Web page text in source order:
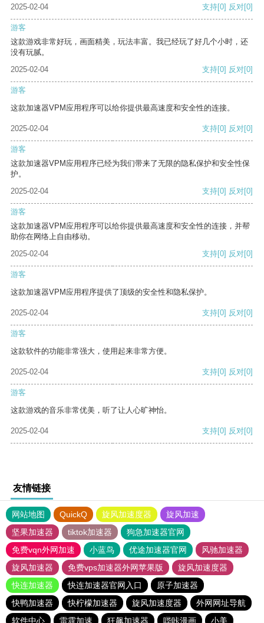
2025-02-04 支持[0] 反对[0]
游客
这款游戏非常好玩，画面精美，玩法丰富。我已经玩了好几个小时，还
没有玩腻。
2025-02-04
支持[0] 反对[0]
游客
这款加速器VPM应用程序可以给你提供最高速度和安全性的连接。
2025-02-04 支持[0] 反对[0]
游客
这款加速器VPM应用程序已经为我们带来了无限的隐私保护和安全性保
护。
2025-02-04
支持[0] 反对[0]
游客
这款加速器VPM应用程序可以给你提供最高速度和安全性的连接，并帮
助你在网络上自由移动。
2025-02-04
支持[0] 反对[0]
游客
这款加速器VPM应用程序提供了顶级的安全性和隐私保护。
2025-02-04 支持[0] 反对[0]
游客
这款软件的功能非常强大，使用起来非常方便。
2025-02-04 支持[0] 反对[0]
游客
这款游戏的音乐非常优美，听了让人心旷神怡。
2025-02-04 支持[0] 反对[0]
友情链接
网站地图 QuickQ 旋风加速度器
旋风加速
坚果加速器
tiktok加速器
狗急加速器官网
免费vqn外网加速
小蓝鸟 优途加速器官网
风驰加速器
旋风加速器
免费vps加速器外网苹果版
旋风加速度器
快连加速器
快连加速器官网入口
原子加速器
快鸭加速器
快柠檬加速器 旋风加速度器
外网网址导航
软件中心
雷霆加速 狂飙加速器 哔咔漫画 小美